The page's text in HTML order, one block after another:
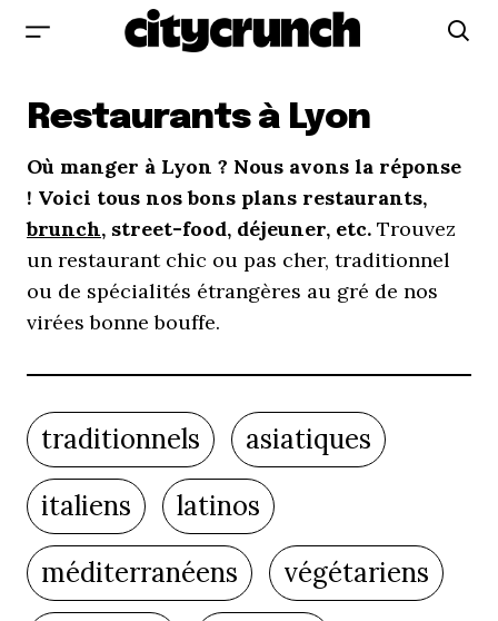
Restaurants à Lyon
Où manger à Lyon ? Nous avons la réponse
! Voici tous nos bons plans restaurants,
brunch, street-food, déjeuner, etc. Trouvez
un restaurant chic ou pas cher, traditionnel
ou de spécialités étrangères au gré de nos
virées bonne bouffe.
traditionnels
asiatiques
italiens
latinos
méditerranéens
végétariens